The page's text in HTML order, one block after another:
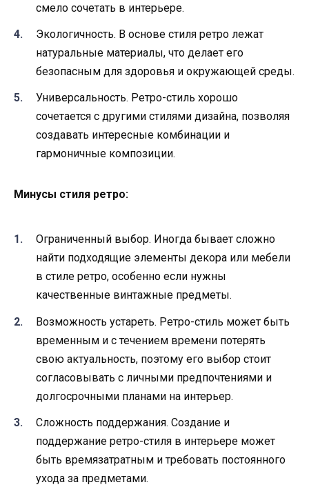
смело сочетать в интерьере.
Экологичность. В основе стиля ретро лежат
натуральные материалы, что делает его
безопасным для здоровья и окружающей среды.
Универсальность. Ретро-стиль хорошо
сочетается с другими стилями дизайна, позволяя
создавать интересные комбинации и
гармоничные композиции.
Минусы стиля ретро:
Ограниченный выбор. Иногда бывает сложно
найти подходящие элементы декора или мебели
в стиле ретро, особенно если нужны
качественные винтажные предметы.
Возможность устареть. Ретро-стиль может быть
временным и с течением времени потерять
свою актуальность, поэтому его выбор стоит
согласовывать с личными предпочтениями и
долгосрочными планами на интерьер.
Сложность поддержания. Создание и
поддержание ретро-стиля в интерьере может
быть времязатратным и требовать постоянного
ухода за предметами.